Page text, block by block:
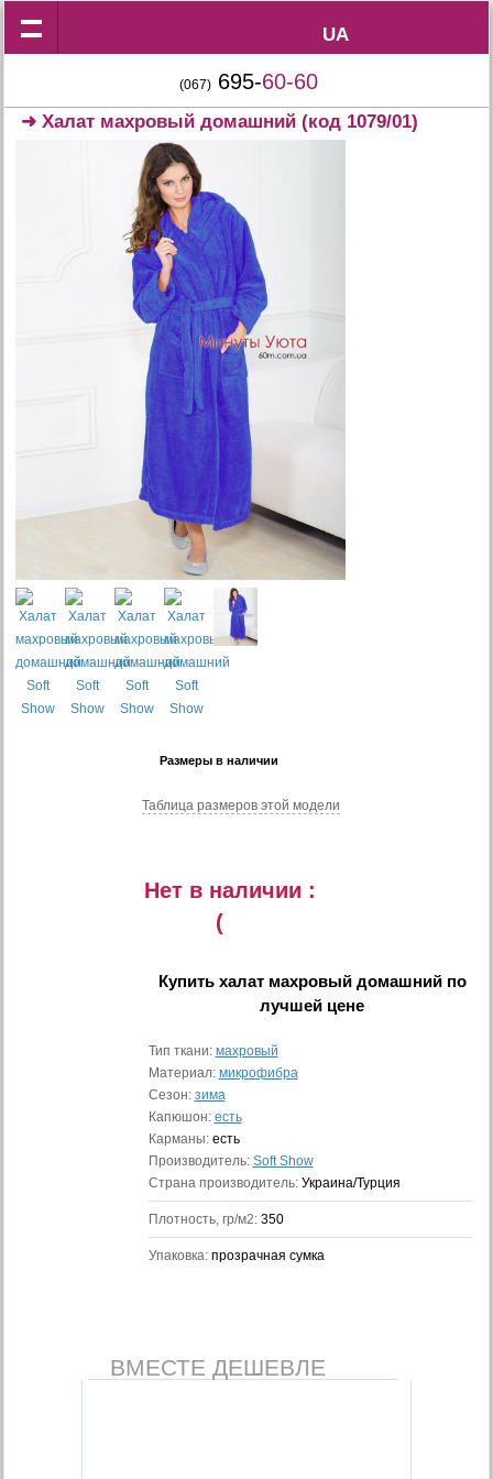
UA
UA
(067) 695-60-60
➜Халат махровый домашний (код 1079/01)
Размеры в наличии
Таблица размеров этой модели
Нет в наличии :
(
Купить халат махровый домашнийпо
лучшей цене
Тип ткани: махровый
Материал: микрофибра
Сезон: зима
Капюшон: есть
Карманы: есть
Производитель: Soft Show
Страна производитель: Украина/Турция
Плотность, гр/м2: 350
Упаковка: прозрачная сумка
ВМЕСТЕ ДЕШЕВЛЕ